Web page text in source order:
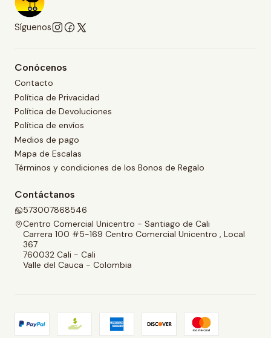
Síguenos
Conócenos
Contacto
Política de Privacidad
Política de Devoluciones
Política de envíos
Medios de pago
Mapa de Escalas
Términos y condiciones de los Bonos de Regalo
Contáctanos
573007868546
Centro Comercial Unicentro - Santiago de Cali
Carrera 100 #5-169 Centro Comercial Unicentro , Local
367
760032 Cali - Cali
Valle del Cauca - Colombia